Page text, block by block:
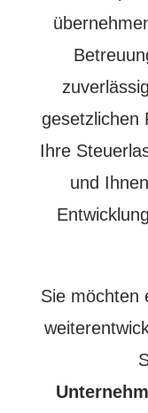
gesetzlichen
Ihre
und
Sie möchten